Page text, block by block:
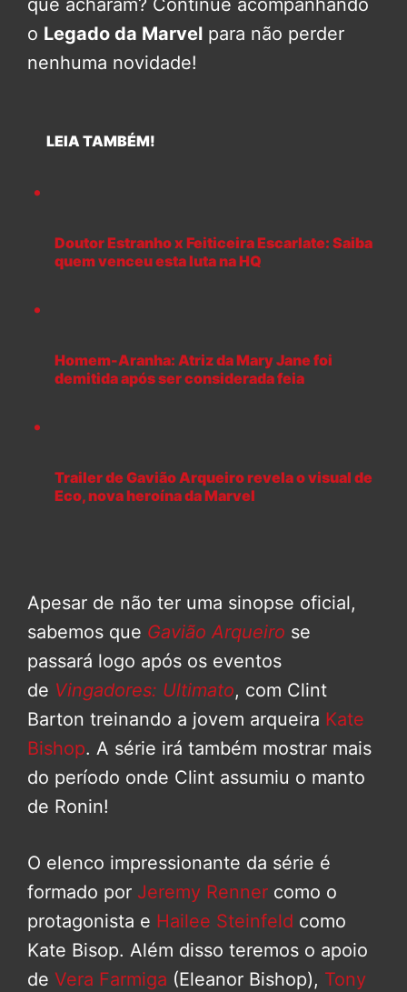
que acharam? Continue acompanhando
o Legado da Marvel para não perder
nenhuma novidade!
LEIA TAMBÉM!
Doutor Estranho x Feiticeira Escarlate: Saiba
quem venceu esta luta na HQ
Homem-Aranha: Atriz da Mary Jane foi
demitida após ser considerada feia
Trailer de Gavião Arqueiro revela o visual de
Eco, nova heroína da Marvel
Apesar de não ter uma sinopse oficial,
sabemos que Gavião Arqueiro se
passará logo após os eventos
de Vingadores: Ultimato, com Clint
Barton treinando a jovem arqueira Kate
Bishop. A série irá também mostrar mais
do período onde Clint assumiu o manto
de Ronin!
O elenco impressionante da série é
formado por Jeremy Renner como o
protagonista e Hailee Steinfeld como
Kate Bisop. Além disso teremos o apoio
de Vera Farmiga (Eleanor Bishop), Tony